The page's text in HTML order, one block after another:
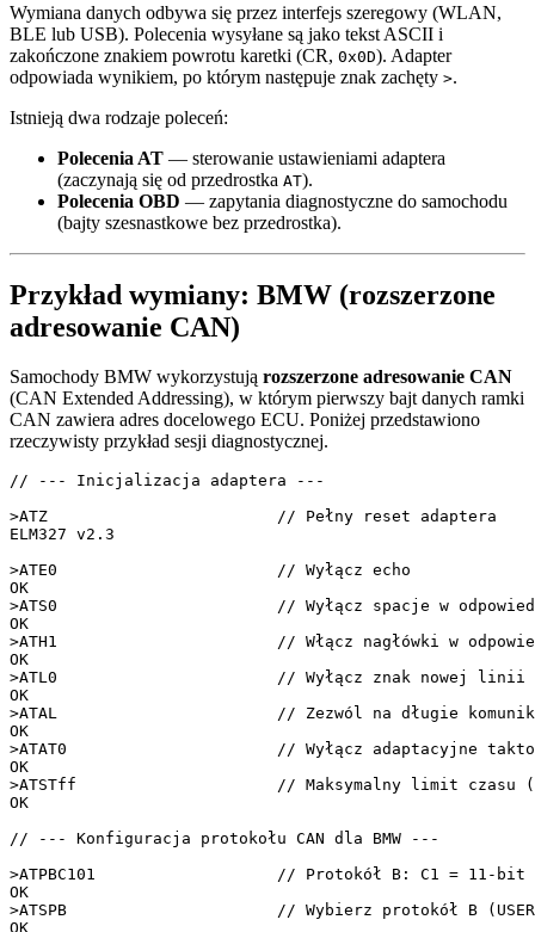
Wymiana danych odbywa się przez interfejs szeregowy (WLAN,
BLE lub USB). Polecenia wysyłane są jako tekst ASCII i
zakończone znakiem powrotu karetki (CR, 0x0D). Adapter
odpowiada wynikiem, po którym następuje znak zachęty >.
Istnieją dwa rodzaje poleceń:
Polecenia AT — sterowanie ustawieniami adaptera
(zaczynają się od przedrostka AT).
Polecenia OBD — zapytania diagnostyczne do samochodu
(bajty szesnastkowe bez przedrostka).
Przykład wymiany: BMW (rozszerzone
adresowanie CAN)
Samochody BMW wykorzystują rozszerzone adresowanie CAN
(CAN Extended Addressing), w którym pierwszy bajt danych ramki
CAN zawiera adres docelowego ECU. Poniżej przedstawiono
rzeczywisty przykład sesji diagnostycznej.
// --- Inicjalizacja adaptera ---
>ATZ // Pełny reset adaptera
ELM327 v2.3
>ATE0 // Wyłącz echo
OK
>ATS0 // Wyłącz spacje w
OK
>ATH1 // Włącz nagłówki w
OK
>ATL0 // Wyłącz znak nowej linii
OK
>ATAL // Zezwól na długie
OK
>ATAT0 // Wyłącz adaptacyjne
OK
>ATSTff // Maksymalny limit czasu
OK
// --- Konfiguracja protokołu CAN dla BMW ---
>ATPBC101 // Protokół B: C1 = 11-bit
OK
>ATSPB // Wybierz protokół B
OK